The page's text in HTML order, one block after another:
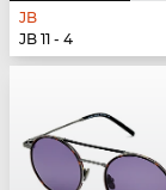
JB
JB 11 - 4